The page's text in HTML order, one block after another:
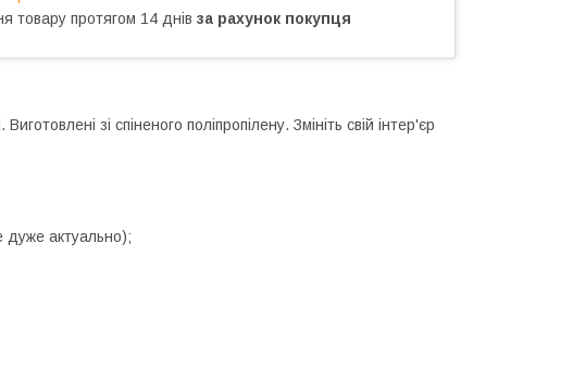
товару протягом 14 днів за рахунок покупця
зі спіненого поліпропілену. Змініть свій інтер'єр
дуже актуально);